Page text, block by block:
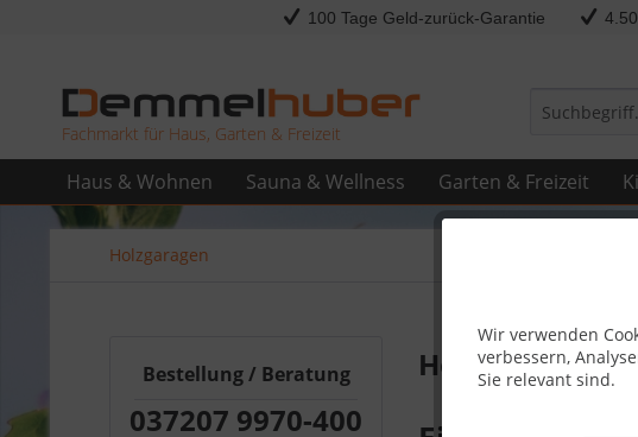
100 Tage Geld-zurück-Garantie
Fachmarkt für Haus, Garten & Freizeit
Haus & Wohnen Sauna & Wellness Garten & Freizeit
Wir verwenden
verbessern,
Sie relevant sind.
Holzgaragen
Bestellung / Beratung
037207 9970-400
Holzgaragen